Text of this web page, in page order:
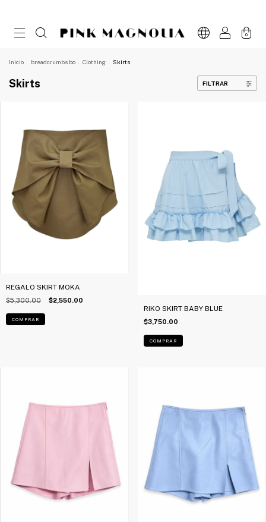
0
Inicio . breadcrumbs.bo . Clothing . Skirts
Skirts FILTRAR
REGALO SKIRT MOKA
$5,300.00 $2,550.00
COMPRAR
RIKO SKIRT BABY BLUE
$3,750.00
COMPRAR